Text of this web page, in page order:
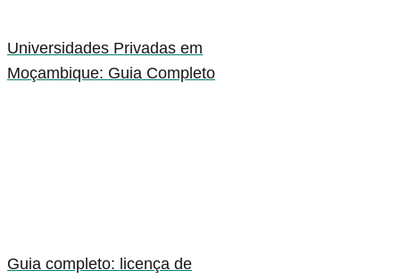
Universidades Privadas em
Moçambique: Guia Completo
Guia completo: licença de